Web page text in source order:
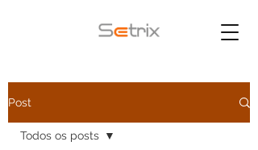
Post
Todos os posts